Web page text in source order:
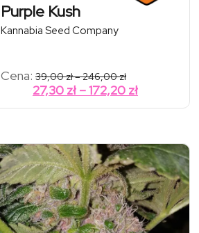
Purple Kush
Kannabia Seed Company
Cena: 39,00zł–246,00złZakres
cen:
od
39,00 zł
27,30 zł –172,20 złZakres
cen:
do
172,20 zł